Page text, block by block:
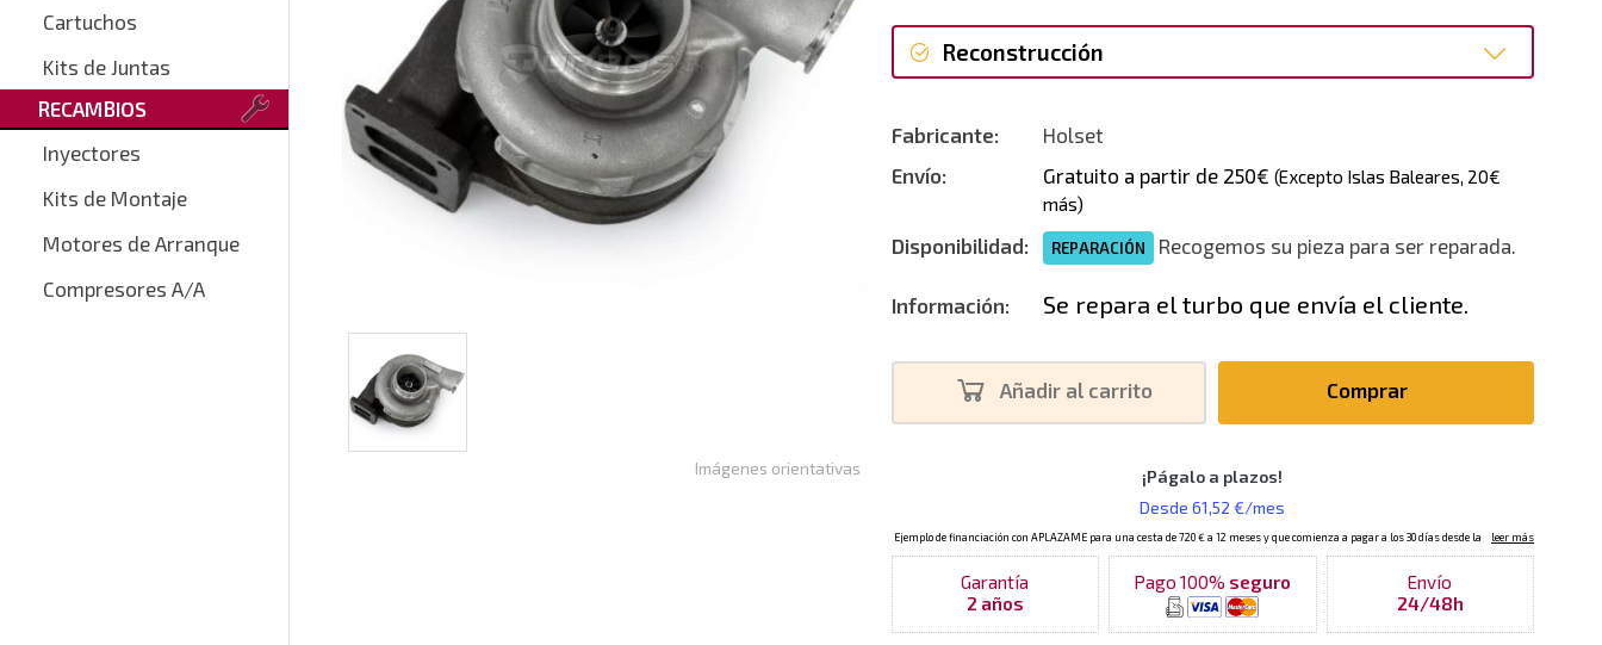
Cartuchos
Kits de Juntas
RECAMBIOS
Inyectores
Kits de Montaje
Motores de Arranque
Compresores A/A
Reconstrucción
Fabricante:
Holset
Envío:
Gratuito a partir de 250€ (Excepto Islas Baleares, 20€
más)
Disponibilidad: REPARACIÓN Recogemos su pieza para ser reparada.
Información: Se repara el turbo que envía el cliente.
Añadir al carrito Comprar
Garantía
2 años
Pago 100% seguro
Envío
24/48h
Imágenes orientativas